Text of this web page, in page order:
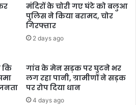
मंदिरों के चोरी गए घंटे को बलुआ
पुलिस ने किया बरामद, चोर
गिरफ्तार
2 days ago
गांव के मेन सड़क पर घुटने भर
लग रहा पानी, ग्रामीणों ने सड़क
पर रोप दिया धान
4 days ago